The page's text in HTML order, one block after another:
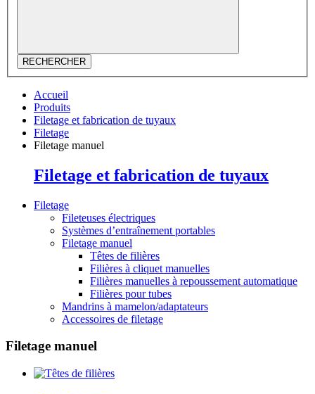
RECHERCHER
Accueil
Produits
Filetage et fabrication de tuyaux
Filetage
Filetage manuel
Filetage et fabrication de tuyaux
Filetage
Fileteuses électriques
Systèmes d’entraînement portables
Filetage manuel
Têtes de filières
Filières à cliquet manuelles
Filières manuelles à repoussement automatique
Filières pour tubes
Mandrins à mamelon/adaptateurs
Accessoires de filetage
Filetage manuel